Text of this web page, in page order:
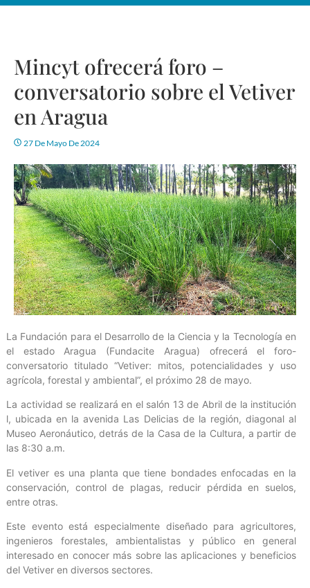
Mincyt ofrecerá foro –
conversatorio sobre el Vetiver
en Aragua
27 De Mayo De 2024
La Fundación para el Desarrollo de la Ciencia y la Tecnología en
el estado Aragua (Fundacite Aragua) ofrecerá el foro-
conversatorio titulado “Vetiver: mitos, potencialidades y uso
agrícola, forestal y ambiental”, el próximo 28 de mayo.
La actividad se realizará en el salón 13 de Abril de la institución
l, ubicada en la avenida Las Delicias de la región, diagonal al
Museo Aeronáutico, detrás de la Casa de la Cultura, a partir de
las 8:30 a.m.
El vetiver es una planta que tiene bondades enfocadas en la
conservación, control de plagas, reducir pérdida en suelos,
entre otras.
Este evento está especialmente diseñado para agricultores,
ingenieros forestales, ambientalistas y público en general
interesado en conocer más sobre las aplicaciones y beneficios
del Vetiver en diversos sectores.